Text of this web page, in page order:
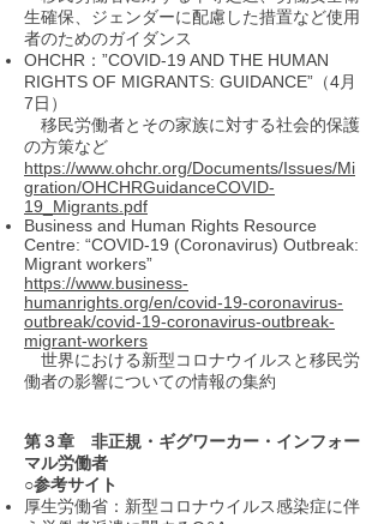
生確保、ジェンダーに配慮した措置など使用
者のためのガイダンス
OHCHR：”COVID-19 AND THE HUMAN
RIGHTS OF MIGRANTS: GUIDANCE”（4月
7日）
移民労働者とその家族に対する社会的保護
の方策など
https://www.ohchr.org/Documents/Issues/Mi
gration/OHCHRGuidanceCOVID-
19_Migrants.pdf
Business and Human Rights Resource
Centre: “COVID-19 (Coronavirus) Outbreak:
Migrant workers”
https://www.business-
humanrights.org/en/covid-19-coronavirus-
outbreak/covid-19-coronavirus-outbreak-
migrant-workers
世界における新型コロナウイルスと移民労
働者の影響についての情報の集約
第３章 非正規・ギグワーカー・インフォー
マル労働者
○参考サイト
厚生労働省：新型コロナウイルス感染症に伴